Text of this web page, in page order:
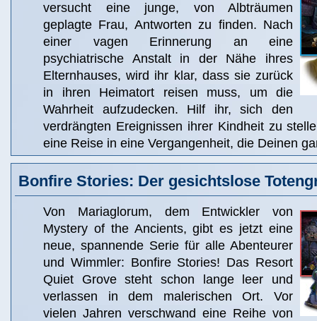
versucht eine junge, von Albträumen
geplagte Frau, Antworten zu finden. Nach
einer vagen Erinnerung an eine
psychiatrische Anstalt in der Nähe ihres
Elternhauses, wird ihr klar, dass sie zurück
in ihren Heimatort reisen muss, um die
Wahrheit aufzudecken. Hilf ihr, sich den
verdrängten Ereignissen ihrer Kindheit zu
eine Reise in eine Vergangenheit, die Deinen
Bonfire Stories: Der gesichtslose
Von Mariaglorum, dem Entwickler von
Mystery of the Ancients, gibt es jetzt eine
neue, spannende Serie für alle Abenteurer
und Wimmler: Bonfire Stories! Das Resort
Quiet Grove steht schon lange leer und
verlassen in dem malerischen Ort. Vor
vielen Jahren verschwand eine Reihe von